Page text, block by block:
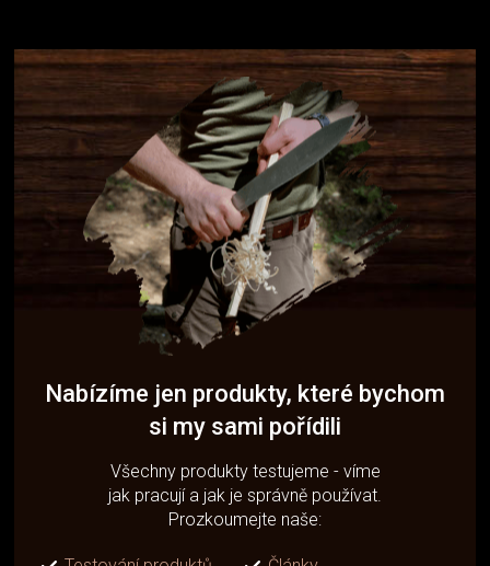
Nabízíme jen produkty, které bychom
si my sami pořídili
Všechny produkty testujeme - víme
jak pracují a jak je správně používat.
Prozkoumejte naše: